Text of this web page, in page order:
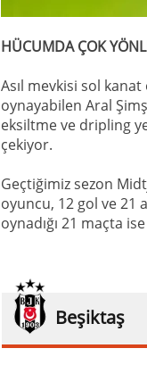
HÜCUMDA ÇOK
Asıl mevkisi sol
oynayabilen Aral
eksiltme ve dripling
çekiyor.
Geçtiğimiz sezon
oyuncu, 12 gol ve
oynadığı 21 maçta
Beşiktaş